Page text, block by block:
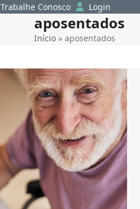
Trabalhe Conosco Login
aposentados
Início »aposentados